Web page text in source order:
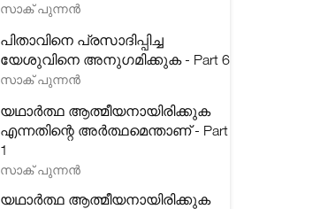
സാക് പുന്നൻ
പിതാവിനെ പ്രസാദിപ്പിച്ച
യേശുവിനെ അനുഗമിക്കുക - Part 6
സാക് പുന്നൻ
യഥാർത്ഥ ആത്മീയനായിരിക്കുക
എന്നതിന്റെ അർത്ഥമെന്താണ് - Part
1
സാക് പുന്നൻ
യഥാർത്ഥ ആത്മീയനായിരിക്കുക